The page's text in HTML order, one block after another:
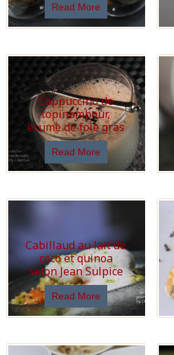
Read More
Cappuccino de
topinambour,
écume de foie gras
Read More
Cabillaud au lait de
coco et quinoa
selon Jean Sulpice
Read More